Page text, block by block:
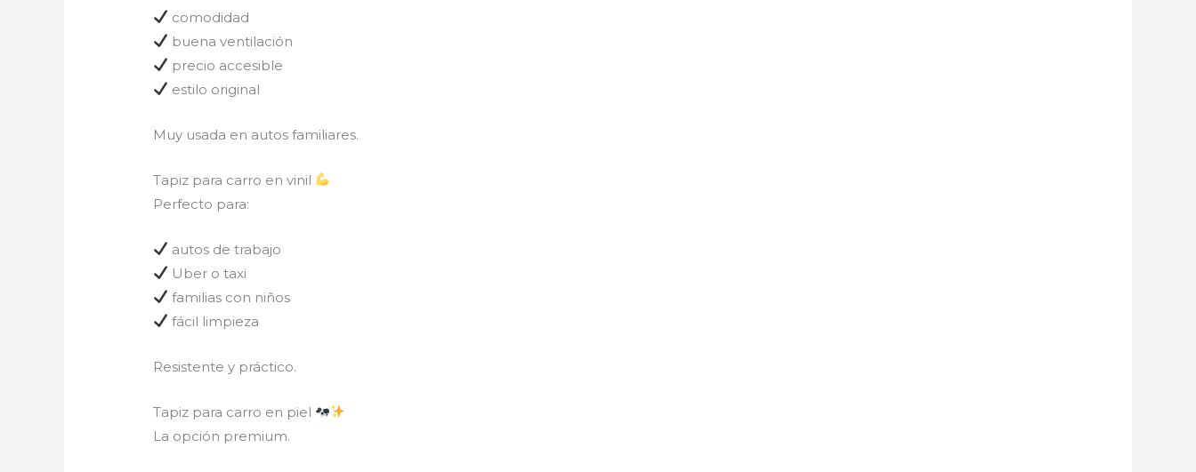
comodidad
buena ventilación
precio accesible
estilo original
Muy usada en autos familiares.
Tapiz para carro en vinil
Perfecto para:
autos de trabajo
Uber o taxi
familias con niños
fácil limpieza
Resistente y práctico.
Tapiz para carro en piel
La opción premium.